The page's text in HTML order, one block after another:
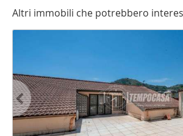
Altri immobili che potrebbero